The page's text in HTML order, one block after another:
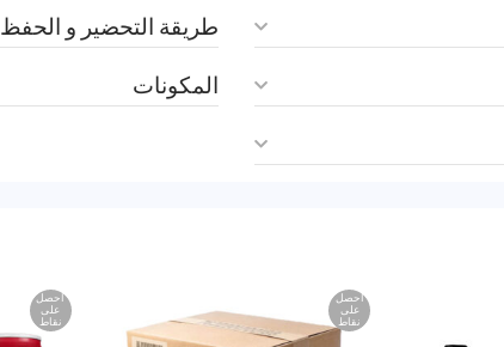
طريقة التحضير و الحفظ
المكونات
احصل
على
نقاط
احصل
على
نقاط